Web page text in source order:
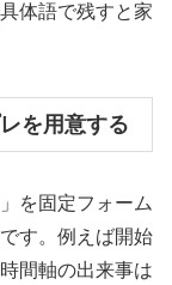
体語で残すと家
を用意する
を固定フォーム
す。例えば開始
間軸の出来事は